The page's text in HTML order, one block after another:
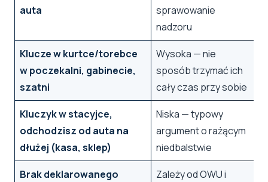
auta
sprawowanie
nadzoru
Klucze w kurtce/torebce
w poczekalni, gabinecie,
szatni
Wysoka — nie
sposób trzymać ich
cały czas przy sobie
Kluczyk w stacyjce,
odchodzisz od auta na
dłużej (kasa, sklep)
Niska — typowy
argument o rażącym
niedbalstwie
Brak deklarowanego
Zależy od OWU i